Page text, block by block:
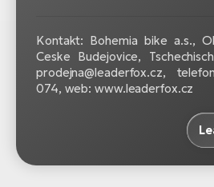
Kontakt: Bohemia bike a.s.,
Ceske Budejovice,
prodejna@leaderfox.cz,
074, web: www.leaderfox.cz